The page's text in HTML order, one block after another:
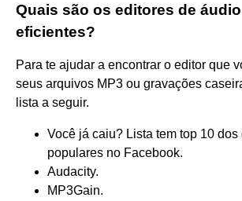
Quais são os editores de
eficientes?
Para te ajudar a encontrar o editor que
seus arquivos MP3 ou gravações
lista a seguir.
Você já caiu? Lista tem top 10
populares no Facebook.
Audacity.
MP3Gain.